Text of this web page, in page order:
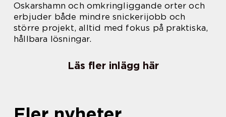
Oskarshamn och omkringliggande orter och
erbjuder både mindre snickerijobb och
större projekt, alltid med fokus på praktiska,
hållbara lösningar.
Läs fler inlägg här